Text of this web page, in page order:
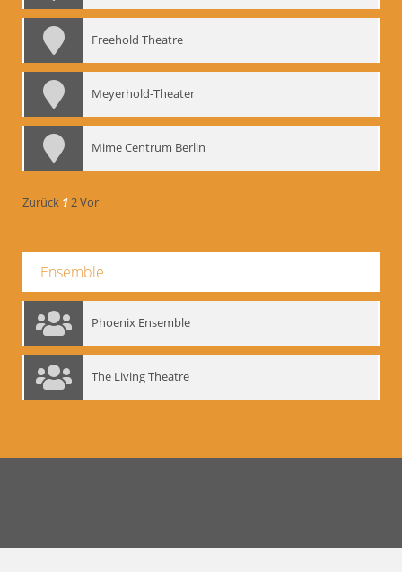
Freehold Theatre
Meyerhold-Theater
Mime Centrum Berlin
Zurück 12Vor
Ensemble
Phoenix Ensemble
The Living Theatre